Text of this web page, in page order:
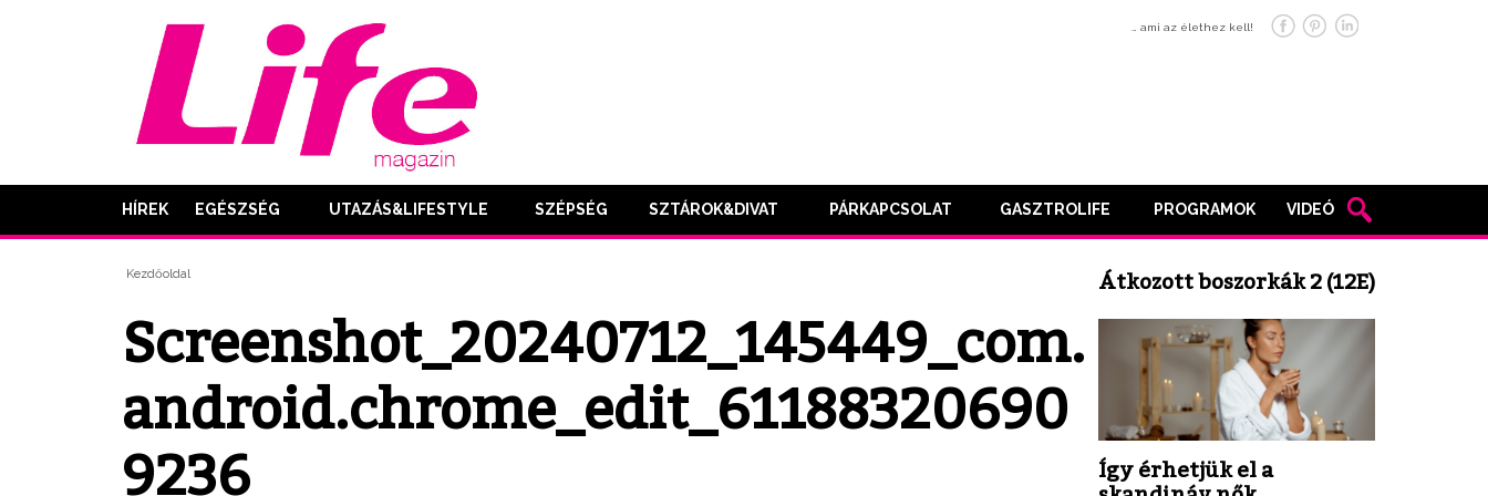
… ami az élethez kell!
HÍREK EGÉSZSÉG UTAZÁS&LIFESTYLE SZÉPSÉG SZTÁROK&DIVAT PÁRKAPCSOLAT GASZTROLIFE PROGRAMOK VIDEÓ
Kezdőoldal
Screenshot_20240712_145449_com.
android.chrome_edit_61188320690
9236
Átkozott boszorkák 2 (12E)
Így érhetjük el a